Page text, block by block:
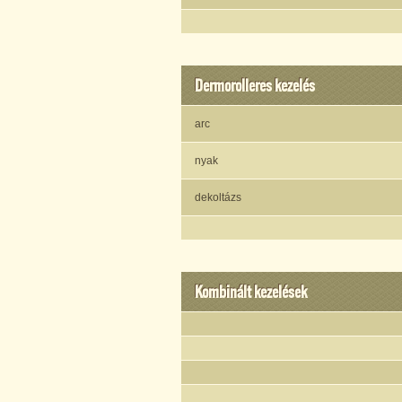
Dermorolleres kezelés
arc
nyak
dekoltázs
Kombinált kezelések